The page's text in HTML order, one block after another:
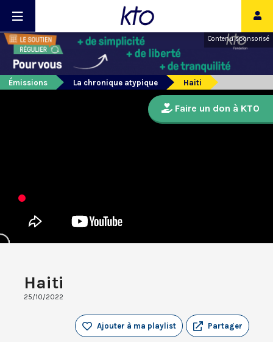
Contenu sponsorisé
Émissions La chronique atypique Haiti
Haiti
25/10/2022
Partager
Ajouter à ma playlist
Faire un don à KTO